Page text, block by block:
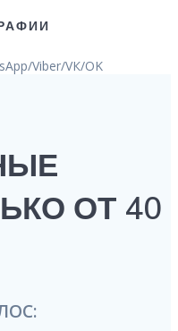
Viber/VК/OK
ОТ 40